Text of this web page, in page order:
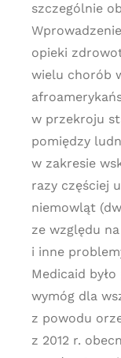
szczególnie
opieki
wielu chorób
w przekroju
pomiędzy
w zakresie
razy częściej
niemowląt
ze względu
i inne
Medicaid
wymóg dla
z powodu
z 2012 r.